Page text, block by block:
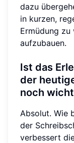
dazu
in kurzen,
Ermüdung
aufzubauen.
Ist das
der
noch
Absolut. Wie
der
verbessert